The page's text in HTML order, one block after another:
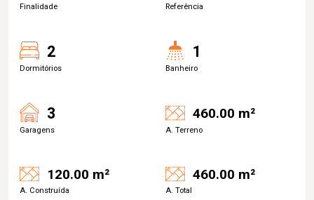
Finalidade Referência
2
Dormitórios
1
Banheiro
3
Garagens
460.00 m²
A. Terreno
120.00 m²
A. Construída
460.00 m²
A. Total